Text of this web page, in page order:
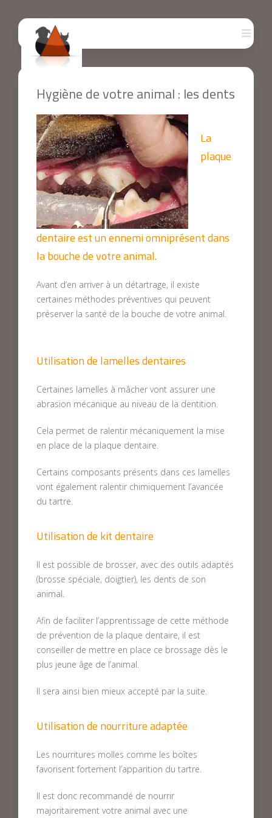
Hygiène de votre animal : les dents
La
plaque
dentaire est un ennemi omniprésent dans
la bouche de votre animal.
Avant d’en arriver à un détartrage, il existe
certaines méthodes préventives qui peuvent
préserver la santé de la bouche de votre animal.
Utilisation de lamelles dentaires
Certaines lamelles à mâcher vont assurer une
abrasion mécanique au niveau de la dentition.
Cela permet de ralentir mécaniquement la mise
en place de la plaque dentaire.
Certains composants présents dans ces lamelles
vont également ralentir chimiquement l’avancée
du tartre.
Utilisation de kit dentaire
Il est possible de brosser, avec des outils adaptés
(brosse spéciale, doigtier), les dents de son
animal.
Afin de faciliter l’apprentissage de cette méthode
de prévention de la plaque dentaire, il est
conseiller de mettre en place ce brossage dès le
plus jeune âge de l’animal.
Il sera ainsi bien mieux accepté par la suite.
Utilisation de nourriture adaptée
Les nourritures molles comme les boîtes
favorisent fortement l’apparition du tartre.
Il est donc recommandé de nourrir
majoritairement votre animal avec une